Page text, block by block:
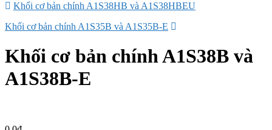
Khối cơ bản chính A1S38HB và A1S38HBEU
Khối cơ bản chính A1S35B và A1S35B-E
Khối cơ bản chính A1S38B và
A1S38B-E